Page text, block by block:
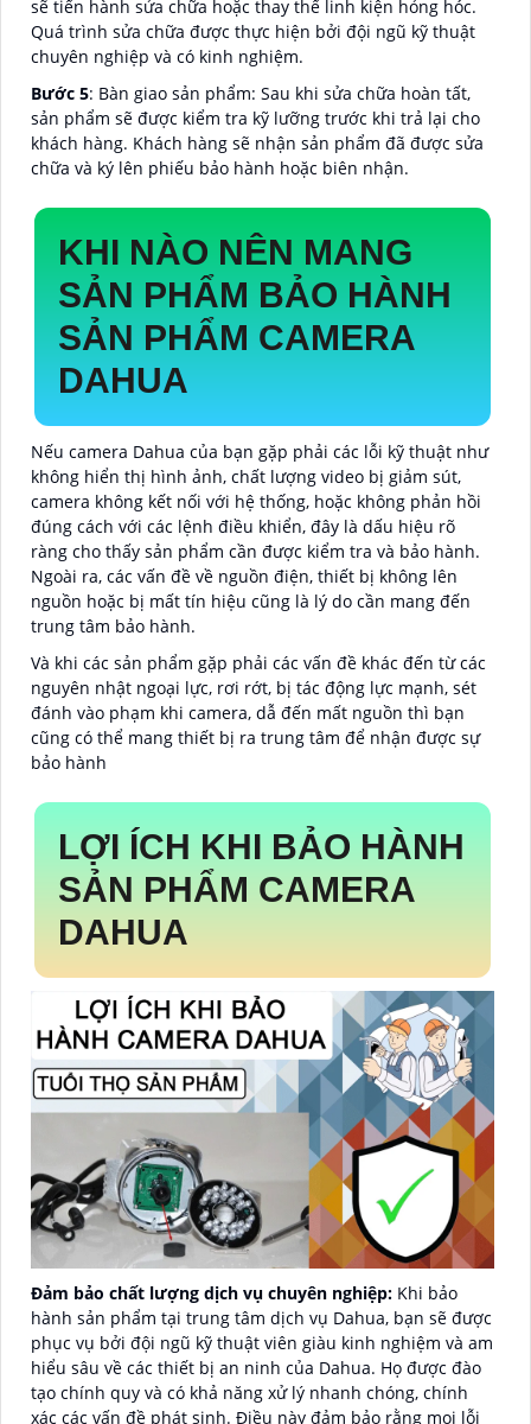
sẽ tiến hành sửa chữa hoặc thay thế linh kiện hỏng hóc.
Quá trình sửa chữa được thực hiện bởi đội ngũ kỹ thuật
chuyên nghiệp và có kinh nghiệm.
Bước 5: Bàn giao sản phẩm: Sau khi sửa chữa hoàn tất,
sản phẩm sẽ được kiểm tra kỹ lưỡng trước khi trả lại cho
khách hàng. Khách hàng sẽ nhận sản phẩm đã được sửa
chữa và ký lên phiếu bảo hành hoặc biên nhận.
KHI NÀO NÊN MANG
SẢN PHẨM BẢO HÀNH
SẢN PHẨM CAMERA
DAHUA
Nếu camera Dahua của bạn gặp phải các lỗi kỹ thuật như
không hiển thị hình ảnh, chất lượng video bị giảm sút,
camera không kết nối với hệ thống, hoặc không phản hồi
đúng cách với các lệnh điều khiển, đây là dấu hiệu rõ
ràng cho thấy sản phẩm cần được kiểm tra và bảo hành.
Ngoài ra, các vấn đề về nguồn điện, thiết bị không lên
nguồn hoặc bị mất tín hiệu cũng là lý do cần mang đến
trung tâm bảo hành.
Và khi các sản phẩm gặp phải các vấn đề khác đến từ các
nguyên nhật ngoại lực, rơi rớt, bị tác động lực mạnh, sét
đánh vào phạm khi camera, dẫ đến mất nguồn thì bạn
cũng có thể mang thiết bị ra trung tâm để nhận được sự
bảo hành
LỢI ÍCH KHI BẢO HÀNH
SẢN PHẨM CAMERA
DAHUA
Đảm bảo chất lượng dịch vụ chuyên nghiệp: Khi bảo
hành sản phẩm tại trung tâm dịch vụ Dahua, bạn sẽ được
phục vụ bởi đội ngũ kỹ thuật viên giàu kinh nghiệm và am
hiểu sâu về các thiết bị an ninh của Dahua. Họ được đào
tạo chính quy và có khả năng xử lý nhanh chóng, chính
xác các vấn đề phát sinh. Điều này đảm bảo rằng mọi lỗi